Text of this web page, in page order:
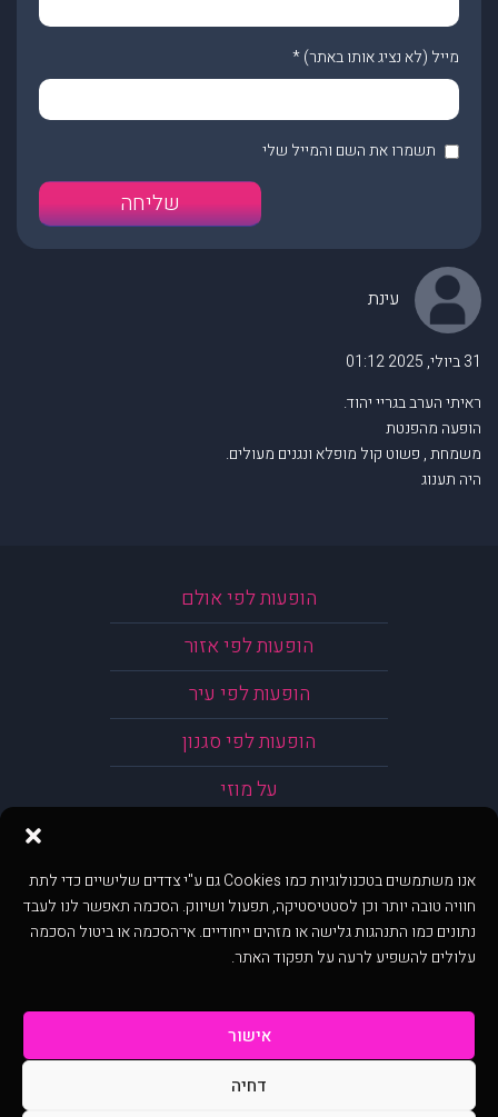
אנו משתמשים בטכנולוגיות כמו Cookies גם ע"י צדדים שלישיים כדי לתת
חוויה טובה יותר וכן לסטטיסטיקה, תפעול ושיווק. הסכמה תאפשר לנו לעבד
נתונים כמו התנהגות גלישה או מזהים ייחודיים. אי־הסכמה או ביטול הסכמה
עלולים להשפיע לרעה על תפקוד האתר.
אישור
דחיה
מייל (לא נציג אותו באתר)*
תשמרו את השם והמייל שלי
עינת
31 ביולי, 2025 01:12
ראיתי הערב בגריי יהוד.
הופעה מהפנטת
משמחת , פשוט קול מופלא ונגנים מעולים.
היה תענוג
הופעות לפי אולם
הופעות לפי אזור
הופעות לפי עיר
הופעות לפי סגנון
על מוזי